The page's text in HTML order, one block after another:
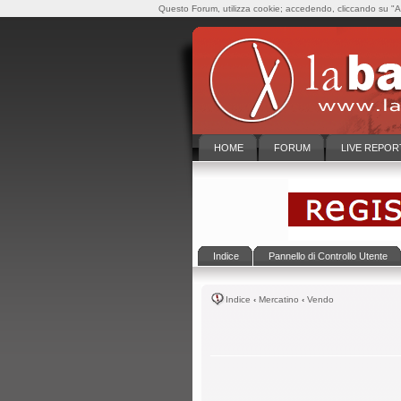
HOME FORUM LIVE
Indice Pannello di Controllo Utente
Indice ‹ Mercatino ‹ Vendo
Questo Forum, utilizza cookie; accedendo, cliccando su